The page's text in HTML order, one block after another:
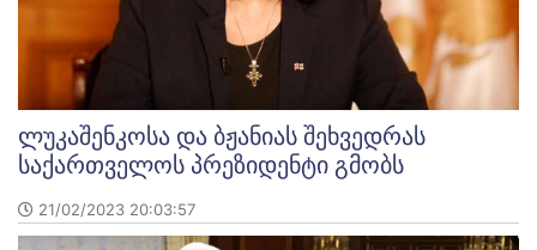
ლუკაშენკოსა და ბჟანიას შეხვედრას
საქართველოს პრეზიდენტი გმობს
21/02/2023 20:03:57